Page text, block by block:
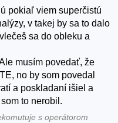
pokiaľ viem superčistú
v takej by sa to dalo
sa do obleku a
musím povedať, že
no by som povedal
a poskladaní išiel a
to nerobil.
s operátorom